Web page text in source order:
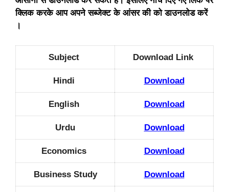
क्लिक करके आप अपने सब्जेक्ट के आंसर की को डाउनलोड करें
।
Subject Download Link
Hindi Download
English Download
Urdu Download
Economics Download
Business Study Download